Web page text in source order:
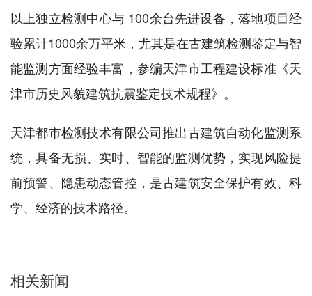
以上独立检测中心与 100余台先进设备，落地项目经
验累计1000余万平米，尤其是在古建筑检测鉴定与智
能监测方面经验丰富，参编天津市工程建设标准《天
津市历史风貌建筑抗震鉴定技术规程》。
天津都市检测技术有限公司推出古建筑自动化监测系
统，具备无损、实时、智能的监测优势，实现风险提
前预警、隐患动态管控，是古建筑安全保护有效、科
学、经济的技术路径。
相关新闻